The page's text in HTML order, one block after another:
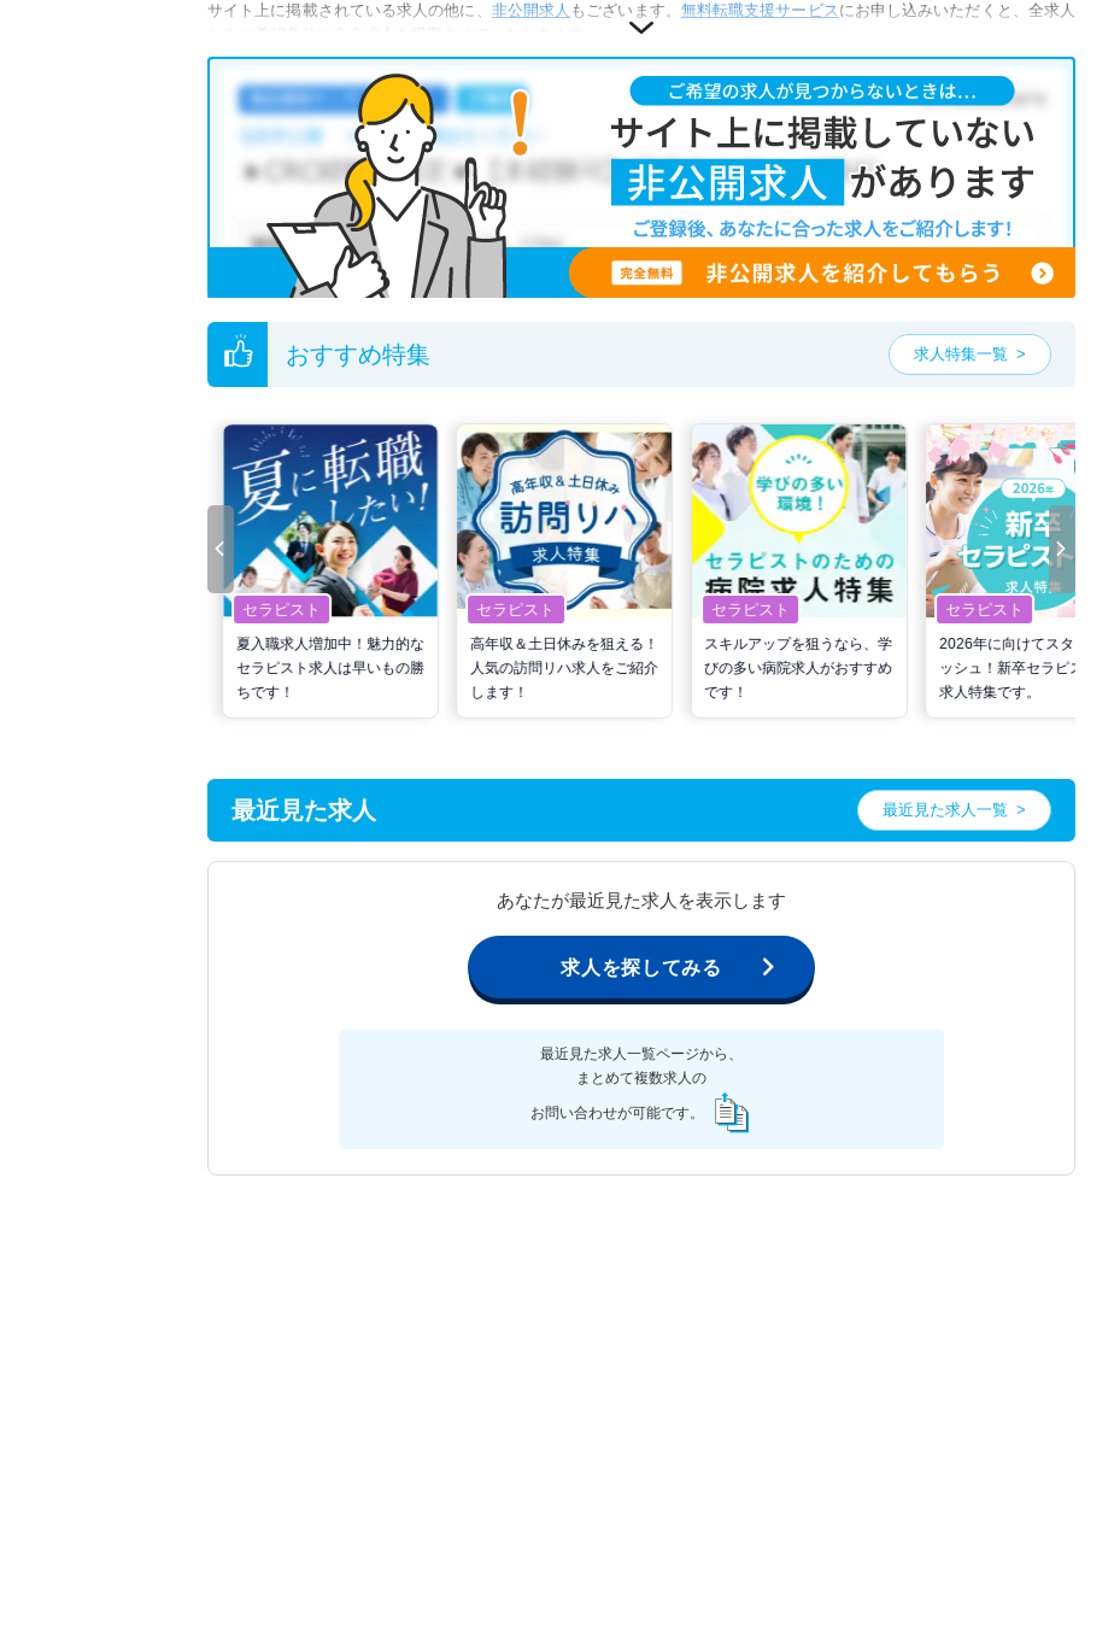
サイト上に掲載されている求人の他に、 非公開求人 もございます。 無料転職支援サービス にお申し込みいただくと、全求人
釧路市の臨床工学技士求人では以下のような条件が人気です。
土日祝休・積極採用中 ・ 住宅手当・補助あり 正社員(正職員)・病院
他の条件でも人気の求人がございますので、「こだわり条件」から検索いただくか、お気軽にお問い合わせください。
全国の臨床工学技士求人から検索いただくことも可能です。
無料転職支援サービスにお申し込みいただくと、ご希望条件をヒアリングした上で求人をご提案いたします。
ご希望条件がまだ定まっていない方は
人気の希望条件をピックアップした求人特集をぜひご活用ください。
転職支援の他、情報収集や募集状況の確認も、お気軽にご相談ください。
おすすめ特集 求人特集一覧
セラピスト
夏入職求人増加中！魅力的な
セラピスト求人は早いもの勝
ちです！
セラピスト
高年収＆土日休みを狙える！
人気の訪問リハ求人をご紹介
します！
セラピスト
スキルアップを狙うなら、学
びの多い病院求人がおすすめ
です！
セラピスト
2026年に向けてスタートダ
ッシュ！新卒セラピスト向け
求人特集です。
最近見た求人 最近見た求人一覧
あなたが最近見た求人を表示します
求人を探してみる
最近見た求人一覧ページから、
まとめて複数求人の
お問い合わせが可能です。